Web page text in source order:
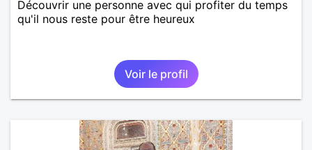
Découvrir une personne avec qui profiter du temps
qu'il nous reste pour être heureux
Voir le profil